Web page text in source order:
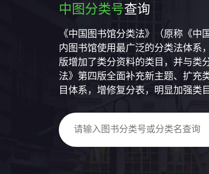
中图分类号查询
《中国图书馆分类法》（原称《
内图书馆使用最广泛的分类法体系
版增加了类分资料的类目，并与类
法》第四版全面补充新主题、扩充
目体系，增修复分表，明显加强类